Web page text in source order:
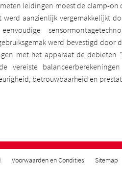
leidingen moest de clamp-
aanzienlijk vergemakkelijkt
werd bevestigd door
met het apparaat de debieten
vereiste
betrouwbaarheid en
Voorwaarden en Condities Sitemap